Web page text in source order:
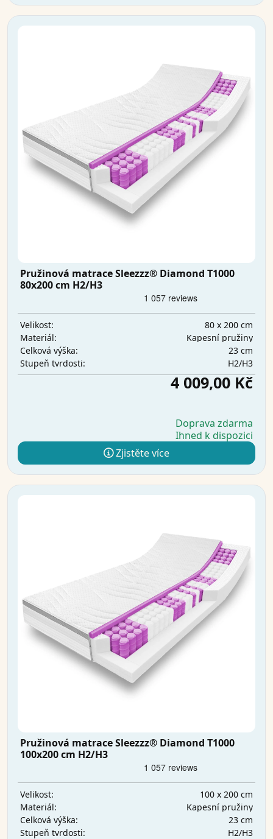
Pružinová matrace Sleezzz® Diamond T1000
80x200 cm H2/H3
Velikost:
80 x 200 cm
Materiál:
Kapesní pružiny
Celková výška:
23 cm
Stupeň tvrdosti:
H2/H3
4 009,00 Kč
Doprava zdarma
Ihned k dispozici
Zjistěte více
Pružinová matrace Sleezzz® Diamond T1000
100x200 cm H2/H3
Velikost:
100 x 200 cm
Materiál:
Kapesní pružiny
Celková výška:
23 cm
Stupeň tvrdosti:
H2/H3